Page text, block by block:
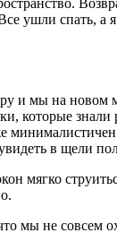
ушли спать,
и мы на
которые
в щели
мягко
мы не совсем